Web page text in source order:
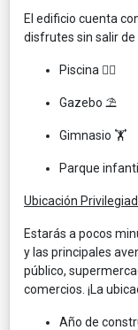
El edificio cuenta
disfrutes sin salir de
Piscina 🏊‍♀️
Gazebo ⛱️
Gimnasio 🏋️
Parque
Ubicación
Estarás a pocos
y las principales
público,
comercios. ¡La
Año de